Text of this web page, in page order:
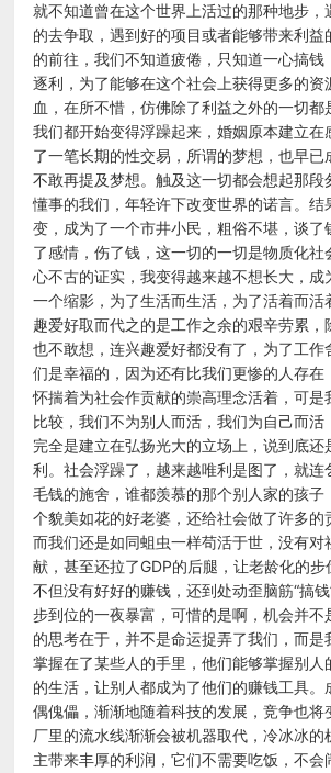
就不知道曾在这个世界上活过的那种地步，
的去争取，遇到好的项目或者能够带来利益
的前往，我们不知道疲倦，只知道一心搞钱
逐利，为了能够在这个社会上获得更多的资
血，在所不惜，仿佛除了利益之外的一切都
我们都开始变得浮躁起来，婚姻原本建立在
了一笔长期的性交易，所谓的梦想，也早已
不敢再提及梦想。触及这一切都会想起那段
懂事的我们，年轻许下改变世界的诺言。结
变，成为了一个市井小民，粗俗不堪，谈了
了感情，伤了钱，这一切的一切是物质化社
心不古的证实，我变得越来越不想长大，成
一个缩影，为了生活而生活，为了活着而活
趣爱好取而代之的是工作之余的艰辛劳累，
也不敢想，连兴趣爱好都没有了，为了工作
们是幸福的，因为还有比我们更惨的人存在
怀揣着为社会作贡献的崇高理念活着，可是
比较，我们不为别人而活，我们为自己而活
完全是建立在弘扬光大的立场上，说到底还
利。社会浮躁了，越来越唯利是图了，就连
毛钱的施舍，谁都羡慕的那个别人家的孩子
个貌美如花的好老婆，还给社会做了许多的
而我们还是如同蛆虫一样苟活于世，没有对
献，甚至还拉了GDP的后腿，让老龄化的步
不但没有好好的赚钱，还到处动歪脑筋“搞
步到位的一夜暴富，可惜的是啊，机会并不
的思考在于，并不是命运捉弄了我们，而是
掌握在了某些人的手里，他们能够掌握别人
的生活，让别人都成为了他们的赚钱工具。
偶傀儡，渐渐地随着科技的发展，竞争也将
厂里的流水线渐渐会被机器取代，冷冰冰的
主带来丰厚的利润，它们不需要吃饭，不会